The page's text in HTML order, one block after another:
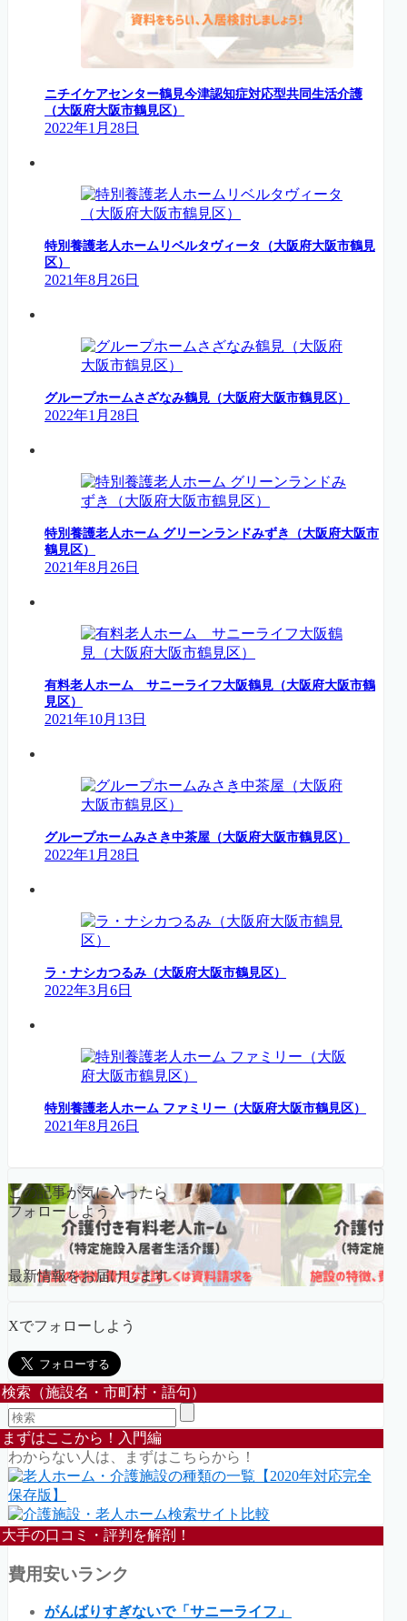
ニチイケアセンター鶴見今津認知症対応型共同生活介護
（大阪府大阪市鶴見区）
2022年1月28日
特別養護老人ホームリベルタヴィータ（大阪府大阪市鶴見
区）
2021年8月26日
グループホームさざなみ鶴見（大阪府大阪市鶴見区）
2022年1月28日
特別養護老人ホーム グリーンランドみずき（大阪府大阪市
鶴見区）
2021年8月26日
有料老人ホーム サニーライフ大阪鶴見（大阪府大阪市鶴
見区）
2021年10月13日
グループホームみさき中茶屋（大阪府大阪市鶴見区）
2022年1月28日
ラ・ナシカつるみ（大阪府大阪市鶴見区）
2022年3月6日
特別養護老人ホーム ファミリー（大阪府大阪市鶴見区）
2021年8月26日
この記事が気に入ったら
フォローしよう
最新情報をお届けします
Xでフォローしよう
検索（施設名・市町村・語句）
まずはここから！入門編
わからない人は、まずはこちらから！
大手の口コミ・評判を解剖！
費用安いランク
がんばりすぎないで「サニーライフ」